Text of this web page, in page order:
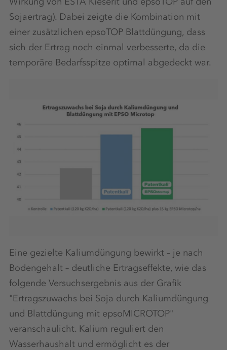
Sojaertrag). Dabei zeigte die Kombination mit
einer zusätzlichen epsoTOP Blattdüngung, dass
sich der Ertrag noch einmal verbesserte, da die
temporäre Bedarfsspitze optimal abgedeckt war.
Eine gezielte Kaliumdüngung bewirkt – je nach
Bodengehalt – deutliche Ertragseffekte, wie das
folgende Versuchsergebnis aus der Grafik
"Ertragszuwachs bei Soja durch Kaliumdüngung
und Blattdüngung mit epsoMICROTOP"
veranschaulicht. Kalium reguliert den
Wasserhaushalt und ermöglicht es der